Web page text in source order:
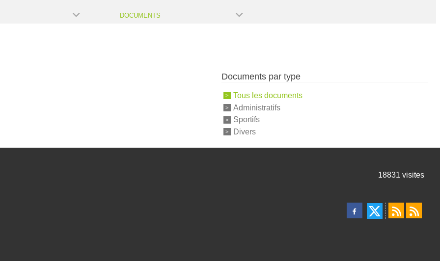
DOCUMENTS
Documents par type
Tous les documents
Administratifs
Sportifs
Divers
18831 visites